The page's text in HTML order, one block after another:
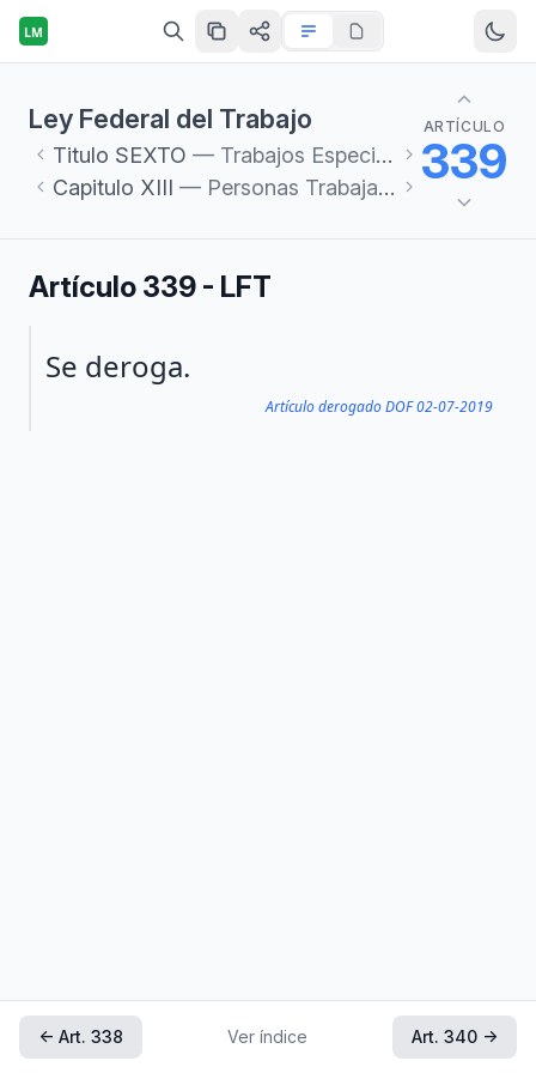
LM
Ley Federal del Trabajo
Titulo SEXTO — Trabajos Especiales
Capitulo XIII — Personas Trabajadoras del Hogar
ARTÍCULO
339
Artículo 339 - LFT
Párrafo 1
Se deroga.
Artículo derogado DOF 02-07-2019
← Art. 338 Ver índice Art. 340 →